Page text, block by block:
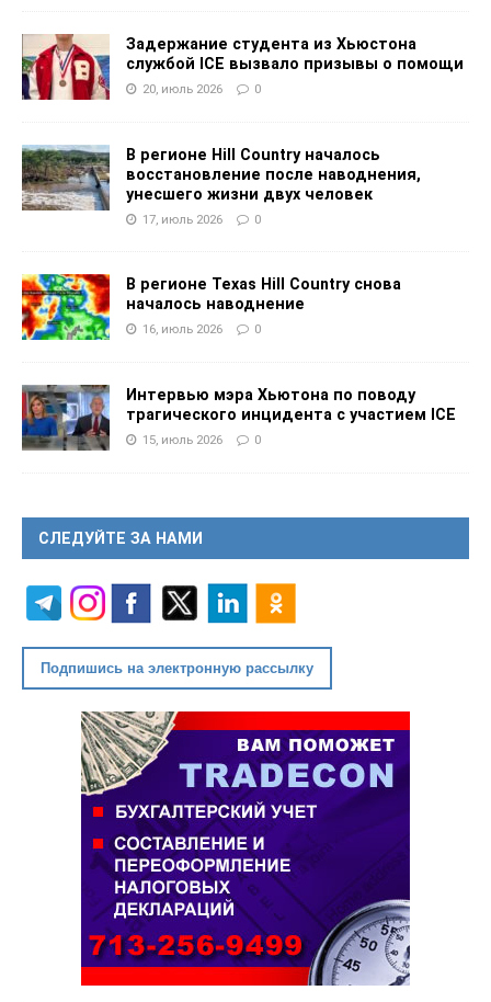
Задержание студента из Хьюстона
службой ICE вызвало призывы о помощи
20, июль 2026 0
В регионе Hill Country началось
восстановление после наводнения,
унесшего жизни двух человек
17, июль 2026 0
В регионе Texas Hill Country снова
началось наводнение
16, июль 2026 0
Интервью мэра Хьютона по поводу
трагического инцидента с участием ICE
15, июль 2026 0
СЛЕДУЙТЕ ЗА НАМИ
Подпишись на электронную рассылку